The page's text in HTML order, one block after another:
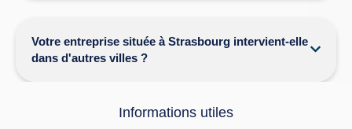
Votre entreprise située à Strasbourg intervient-elle
dans d'autres villes ?
Informations utiles